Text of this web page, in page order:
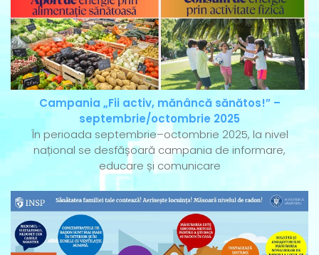
Campania „Fii activ, mănâncă sănătos!” –
septembrie/octombrie 2025
În perioada septembrie–octombrie 2025, la nivel
național se desfășoară campania de informare,
educare și comunicare